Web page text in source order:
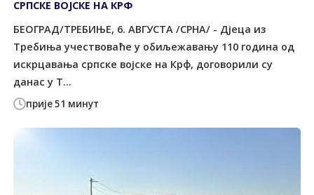
прије 51 минут
СРПСКЕ ВОЈСКЕ НА КРФ
БЕОГРАД/ТРЕБИЊЕ, 6. АВГУСТА /СРНА/ - Дјеца из
Требиња учествоваће у обиљежавању 110 година од
искрцавања српске војске на Крф, договорили су
данас у Т...